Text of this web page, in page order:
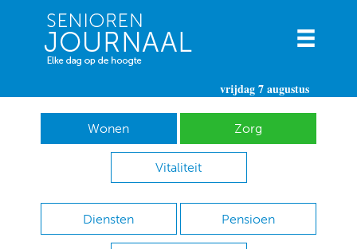
vrijdag 7 augustus
Wonen Zorg
Vitaliteit
Diensten Pensioen